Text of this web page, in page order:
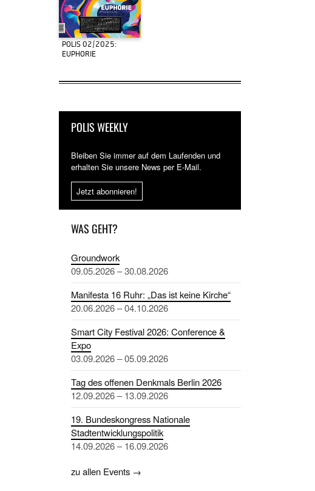
POLIS 02/2025:
EUPHORIE
POLIS WEEKLY
Bleiben Sie immer auf dem Laufenden und
erhalten Sie unsere News per E-Mail.
Jetzt abonnieren!
WAS GEHT?
Groundwork
09.05.2026 – 30.08.2026
Manifesta 16 Ruhr: „Das ist keine Kirche“
20.06.2026 – 04.10.2026
Smart City Festival 2026: Conference &
Expo
03.09.2026 – 05.09.2026
Tag des offenen Denkmals Berlin 2026
12.09.2026 – 13.09.2026
19. Bundeskongress Nationale
Stadtentwicklungspolitik
14.09.2026 – 16.09.2026
zu allen Events →